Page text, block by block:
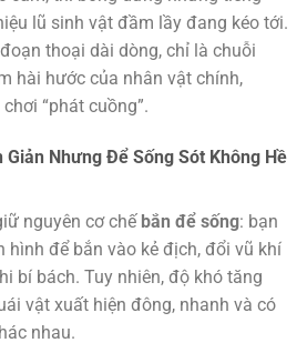
lũ sinh vật đầm lầy đang kéo tới.
thoại dài dòng, chỉ là chuỗi
hài hước của nhân vật chính,
“phát cuồng”.
Giản Nhưng Để Sống Sót Không Hề
nguyên cơ chế bắn để sống: bạn
hình để bắn vào kẻ địch, đổi vũ khí
bí bách. Tuy nhiên, độ khó tăng
vật xuất hiện đông, nhanh và có
nhau.